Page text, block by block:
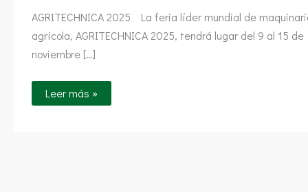
AGRITECHNICA 2025 La feria líder mundial de
agrícola, AGRITECHNICA 2025, tendrá lugar del 9 al 15 de
noviembre […]
Leer más »